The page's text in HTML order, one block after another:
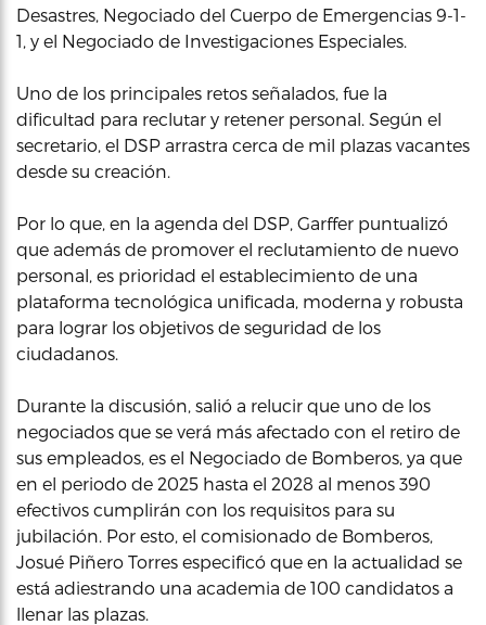
Desastres, Negociado del Cuerpo de Emergencias 9-1-
1, y el Negociado de Investigaciones Especiales.
Uno de los principales retos señalados, fue la
dificultad para reclutar y retener personal. Según el
secretario, el DSP arrastra cerca de mil plazas vacantes
desde su creación.
Por lo que, en la agenda del DSP, Garffer puntualizó
que además de promover el reclutamiento de nuevo
personal, es prioridad el establecimiento de una
plataforma tecnológica unificada, moderna y robusta
para lograr los objetivos de seguridad de los
ciudadanos.
Durante la discusión, salió a relucir que uno de los
negociados que se verá más afectado con el retiro de
sus empleados, es el Negociado de Bomberos, ya que
en el periodo de 2025 hasta el 2028 al menos 390
efectivos cumplirán con los requisitos para su
jubilación. Por esto, el comisionado de Bomberos,
Josué Piñero Torres especificó que en la actualidad se
está adiestrando una academia de 100 candidatos a
llenar las plazas.